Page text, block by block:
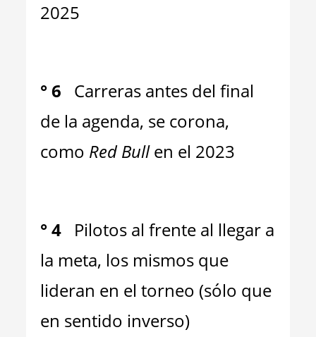
2025
°6 Carreras antes del final
de la agenda, se corona,
como Red Bullen el 2023
°4 Pilotos al frente al llegar a
la meta, los mismos que
lideran en el torneo (sólo que
en sentido inverso)